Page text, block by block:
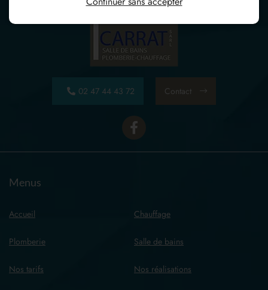
02 47 44 43 72 Contact
Menus
Accueil Chauffage
Plomberie Salle de bains
Nos tarifs Nos réalisations